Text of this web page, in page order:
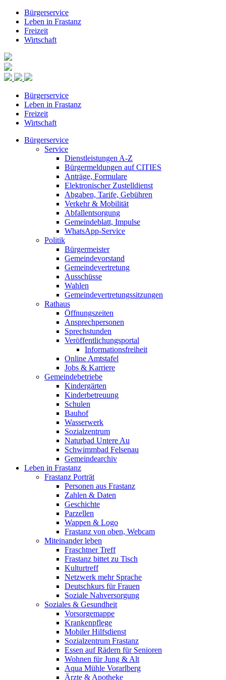
Bürgerservice
Leben in Frastanz
Freizeit
Wirtschaft
Bürgerservice
Leben in Frastanz
Freizeit
Wirtschaft
Bürgerservice
Service
Dienstleistungen A-Z
Bürgermeldungen auf CITIES
Anträge, Formulare
Elektronischer Zustelldienst
Abgaben, Tarife, Gebühren
Verkehr & Mobilität
Abfallentsorgung
Gemeindeblatt, Impulse
WhatsApp-Service
Politik
Bürgermeister
Gemeindevorstand
Gemeindevertretung
Ausschüsse
Wahlen
Gemeindevertretungssitzungen
Rathaus
Öffnungszeiten
Ansprechpersonen
Sprechstunden
Veröffentlichungsportal
Informationsfreiheit
Online Amtstafel
Jobs & Karriere
Gemeindebetriebe
Kindergärten
Kinderbetreuung
Schulen
Bauhof
Wasserwerk
Sozialzentrum
Naturbad Untere Au
Schwimmbad Felsenau
Gemeindearchiv
Leben in Frastanz
Frastanz Porträt
Personen aus Frastanz
Zahlen & Daten
Geschichte
Parzellen
Wappen & Logo
Frastanz von oben, Webcam
Miteinander leben
Fraschtner Treff
Frastanz bittet zu Tisch
Kulturtreff
Netzwerk mehr Sprache
Deutschkurs für Frauen
Soziale Nahversorgung
Soziales & Gesundheit
Vorsorgemappe
Krankenpflege
Mobiler Hilfsdienst
Sozialzentrum Frastanz
Essen auf Rädern für Senioren
Wohnen für Jung & Alt
Aqua Mühle Vorarlberg
Ärzte & Apotheke